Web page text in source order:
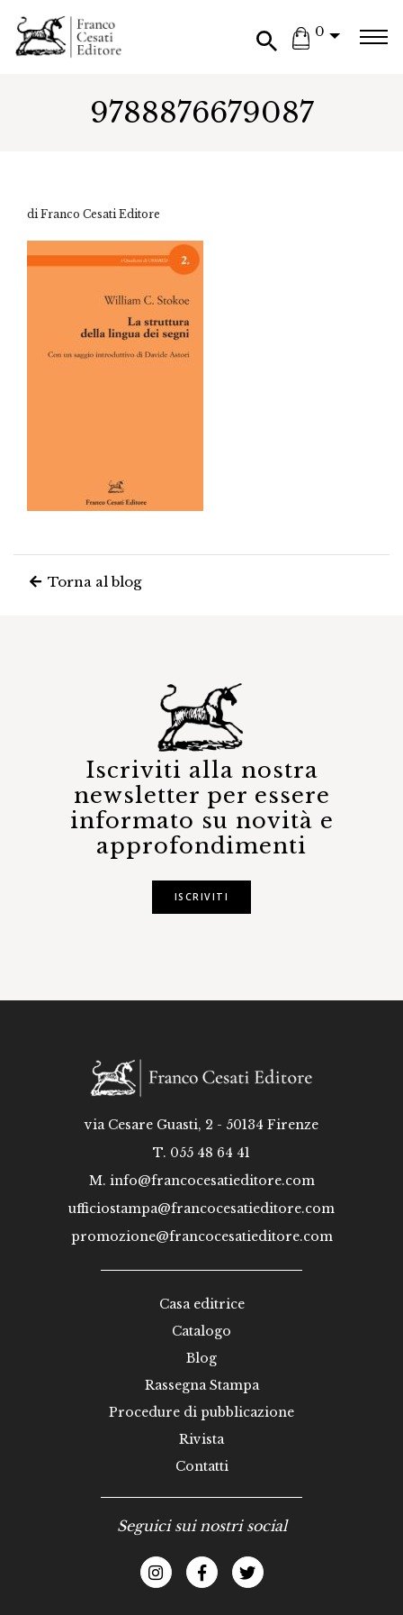
0
9788876679087
di Franco Cesati Editore
Torna al blog
Iscriviti alla nostra
newsletter per essere
informato su novità e
approfondimenti
ISCRIVITI
via Cesare Guasti, 2 - 50134 Firenze
T. 055 48 64 41
M. info@francocesatieditore.com
ufficiostampa@francocesatieditore.com
promozione@francocesatieditore.com
Casa editrice
Catalogo
Blog
Rassegna Stampa
Procedure di pubblicazione
Rivista
Contatti
Seguici sui nostri social